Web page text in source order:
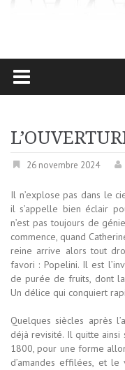
26 novembre 2024
Il n’explose pas dans le
il s’appelle bien éclair
n’est pas toujours de
commence, quand
reine arrive alors tout
favori : Popelini. Il est
de purée de fruits, dont
Un délice qui conquiert
Quelques siècles après
déjà revisité. Il quitte
1800, pour une forme
d’amandes effilées, et